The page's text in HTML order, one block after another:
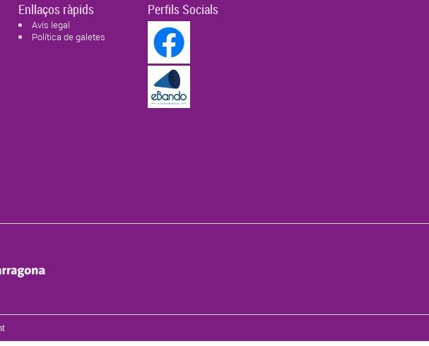
Enllaços ràpids
Avís legal
Política de galetes
Perfils Socials